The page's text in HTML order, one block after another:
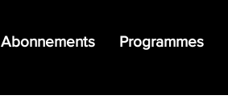
Abonnements Programmes